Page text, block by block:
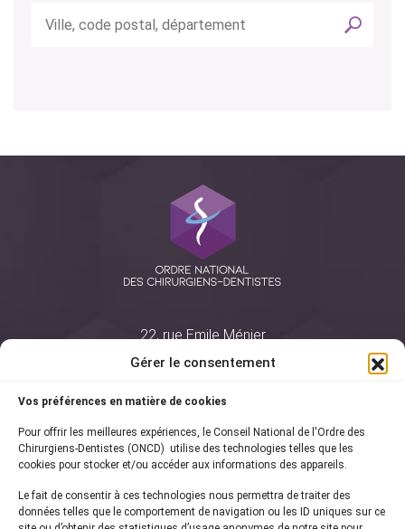
Gérer le consentement
Vos préférences en matière de cookies
Pour offrir les meilleures expériences, le Conseil National de l'Ordre des
Chirurgiens-Dentistes (ONCD) utilise des technologies telles que les
cookies pour stocker et/ou accéder aux informations des appareils.
Le fait de consentir à ces technologies nous permettra de traiter des
données telles que le comportement de navigation ou les ID uniques sur ce
22, rue Emile Ménier
75761 Paris Cedex 16
01 44 34 78 80
courrier@oncd.org
Actualités
Presse